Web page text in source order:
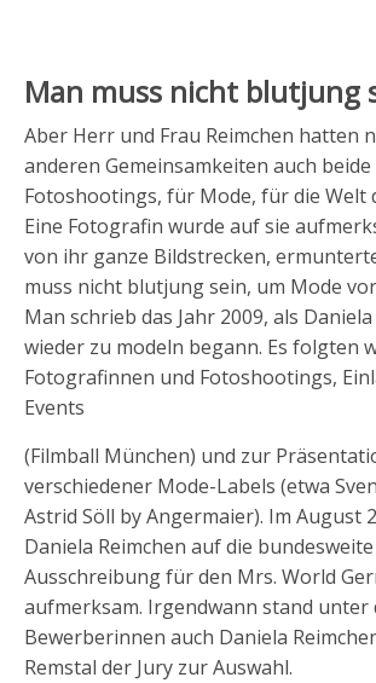
Man muss nicht blutjung
Aber Herr und Frau Reimchen hatten
anderen Gemeinsamkeiten auch
Fotoshootings, für Mode, für die Welt
Eine Fotografin wurde auf sie
von ihr ganze Bildstrecken,
muss nicht blutjung sein, um Mode
Man schrieb das Jahr 2009, als
wieder zu modeln begann. Es folgten
Fotografinnen und Fotoshootings,
Events
(Filmball München) und zur
verschiedener Mode-Labels (etwa
Astrid Söll by Angermaier). Im August
Daniela Reimchen auf die
Ausschreibung für den Mrs. World
aufmerksam. Irgendwann stand unter
Bewerberinnen auch Daniela
Remstal der Jury zur Auswahl.